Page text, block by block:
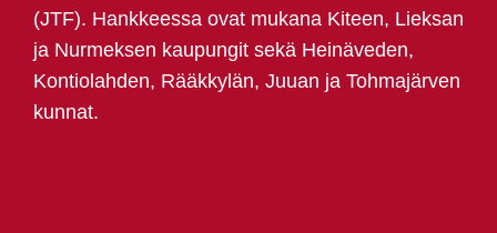
(JTF). Hankkeessa ovat mukana Kiteen, Lieksan
ja Nurmeksen kaupungit sekä Heinäveden,
Kontiolahden, Rääkkylän, Juuan ja Tohmajärven
kunnat.